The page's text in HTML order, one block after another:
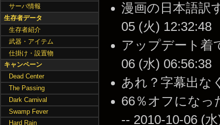
漫画の日本語訳
05 (火) 12:32:48
アップデート着
06 (水) 06:56:38
あれ？字幕出な
66％オフにな
-- 2010-10-06 (
サーバ情報
生存者データ
生存者紹介
武器・アイテム
仕掛け・設置物
キャンペーン
Dead Center
The Passing
Dark Carnival
Swamp Fever
Hard Rain